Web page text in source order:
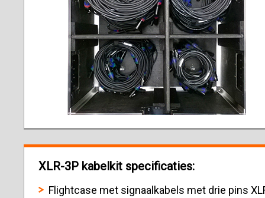
XLR-3P kabelkit specificaties:
Flightcase met signaalkabels met drie pins